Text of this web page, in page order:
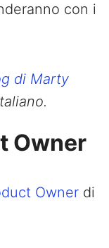
con i
di Marty
Owner
Owner di